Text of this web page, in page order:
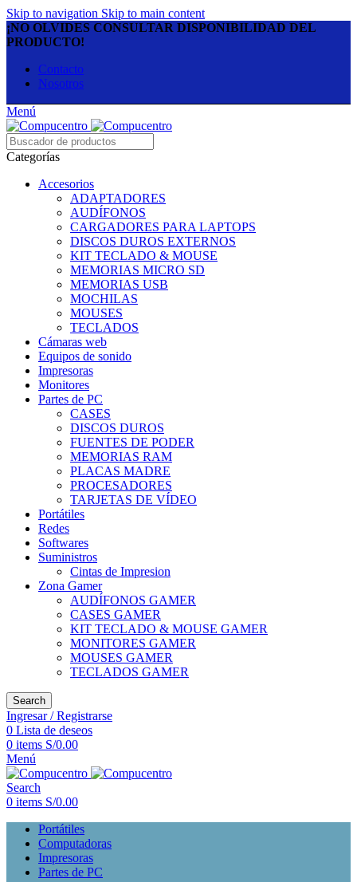
Skip to navigation Skip to main content
¡NO OLVIDES CONSULTAR DISPONIBILIDAD DEL
PRODUCTO!
Contacto
Nosotros
Menú
Categorías
Accesorios
ADAPTADORES
AUDÍFONOS
CARGADORES PARA LAPTOPS
DISCOS DUROS EXTERNOS
KIT TECLADO & MOUSE
MEMORIAS MICRO SD
MEMORIAS USB
MOCHILAS
MOUSES
TECLADOS
Cámaras web
Equipos de sonido
Impresoras
Monitores
Partes de PC
CASES
DISCOS DUROS
FUENTES DE PODER
MEMORIAS RAM
PLACAS MADRE
PROCESADORES
TARJETAS DE VÍDEO
Portátiles
Redes
Softwares
Suministros
Cintas de Impresion
Zona Gamer
AUDÍFONOS GAMER
CASES GAMER
KIT TECLADO & MOUSE GAMER
MONITORES GAMER
MOUSES GAMER
TECLADOS GAMER
Search
Ingresar / Registrarse
0 Lista de deseos
0 items S/0.00
Menú
Search
0 items S/0.00
Portátiles
Computadoras
Impresoras
Partes de PC